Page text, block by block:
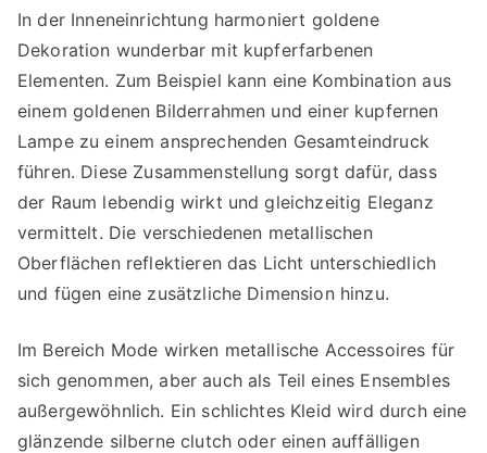
In der Inneneinrichtung harmoniert goldene
Dekoration wunderbar mit kupferfarbenen
Elementen. Zum Beispiel kann eine Kombination aus
einem goldenen Bilderrahmen und einer kupfernen
Lampe zu einem ansprechenden Gesamteindruck
führen. Diese Zusammenstellung sorgt dafür, dass
der Raum lebendig wirkt und gleichzeitig Eleganz
vermittelt. Die verschiedenen metallischen
Oberflächen reflektieren das Licht unterschiedlich
und fügen eine zusätzliche Dimension hinzu.
Im Bereich Mode wirken metallische Accessoires für
sich genommen, aber auch als Teil eines Ensembles
außergewöhnlich. Ein schlichtes Kleid wird durch eine
glänzende silberne clutch oder einen auffälligen